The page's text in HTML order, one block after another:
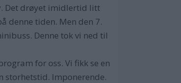
Det drøyet imidlertid litt
denne tiden. Men den 7.
Denne tok vi ned til
for oss. Vi fikk se en
storhetstid. Imponerende.